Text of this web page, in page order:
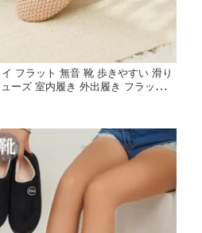
フラット 無音 靴 歩きやすい 滑り
ーズ 室内履き 外出履き フラットシ
軽量 大人 女性 北欧 来客用 トイレ